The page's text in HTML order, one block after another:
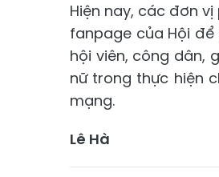
Hiện nay, các đơn
fanpage của Hội
hội viên, công dân,
nữ trong thực hiện
mạng.
Lê Hà